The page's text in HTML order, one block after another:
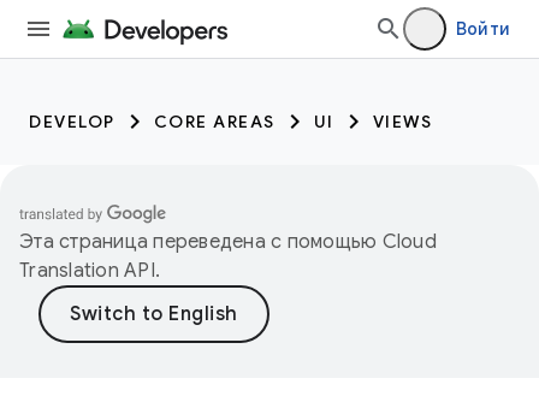
Войти
DEVELOP CORE AREAS UI VIEWS
Эта страница переведена с помощью Cloud
Translation API.